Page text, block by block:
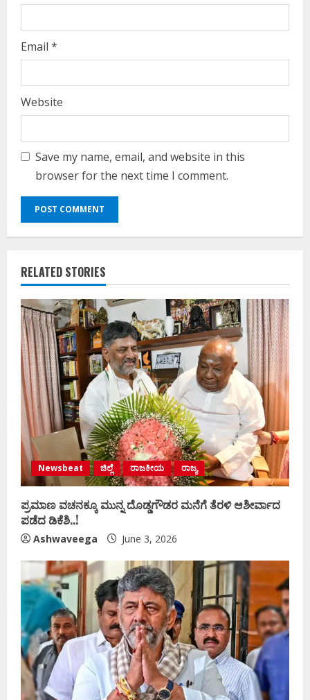
Email *
Website
Save my name, email, and website in this
browser for the next time I comment.
RELATED STORIES
Newsbeat ಜಿಲ್ಲೆ ರಾಜಕೀಯ ರಾಜ್ಯ
ಪ್ರಮಾಣ ವಚನಕ್ಕೂ ಮುನ್ನ ದೊಡ್ಡಗೌಡರ ಮನೆಗೆ ತೆರಳಿ ಆಶೀರ್ವಾದ
ಪಡೆದ ಡಿಕೆಶಿ..!
Ashwaveega June 3, 2026